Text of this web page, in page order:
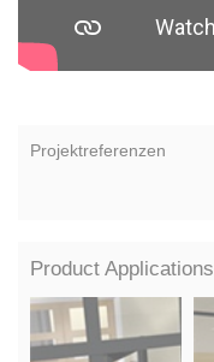
Projektreferenzen
Product Applications